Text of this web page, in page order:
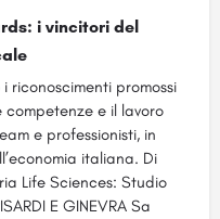
i vincitori del
riconoscimenti promossi
e il lavoro
e professionisti, in
italiana. Di
Life Sciences: Studio
E GINEVRA Sa